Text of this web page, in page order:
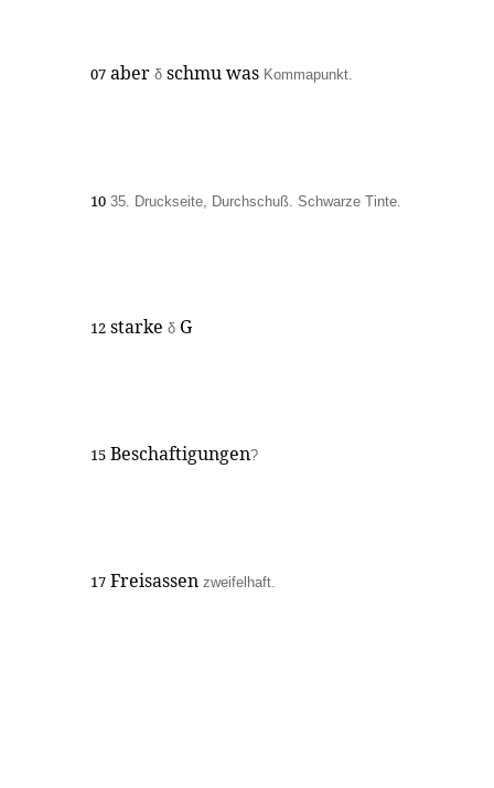
07 aber δ schmu was Kommapunkt.
10 35. Druckseite, Durchschuß. Schwarze Tinte.
12 starke δ G
15 Beschaftigungen?
17 Freisassen zweifelhaft.